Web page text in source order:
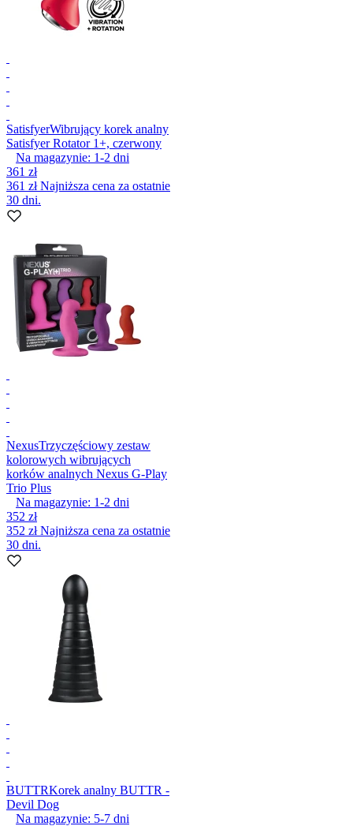
SatisfyerWibrujący korek analny
Satisfyer Rotator 1+, czerwony
Na magazynie: 1-2 dni
361 zł
361 złNajniższa cena za ostatnie
30 dni.
NexusTrzyczęściowy zestaw
kolorowych wibrujących
korków analnych Nexus G-Play
Trio Plus
Na magazynie: 1-2 dni
352 zł
352 złNajniższa cena za ostatnie
30 dni.
BUTTRKorek analny BUTTR -
Devil Dog
Na magazynie: 5-7 dni